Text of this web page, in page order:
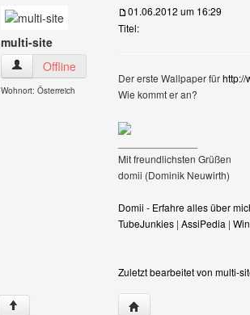
multi-site
multi-site Benutzer-Profile anzeigen
Offline
Wohnort: Österreich
01.06.2012 um 16:29
Titel:
Der erste Wallpaper fürhttp://
Wie kommt er an?
Mit freundlichsten Grüßen
domii (Dominik Neuwirth)
Domii - Erfahre alles über
TubeJunkies | AssiPedia |
Zuletzt bearbeitet von multi-
↑ Website dieses